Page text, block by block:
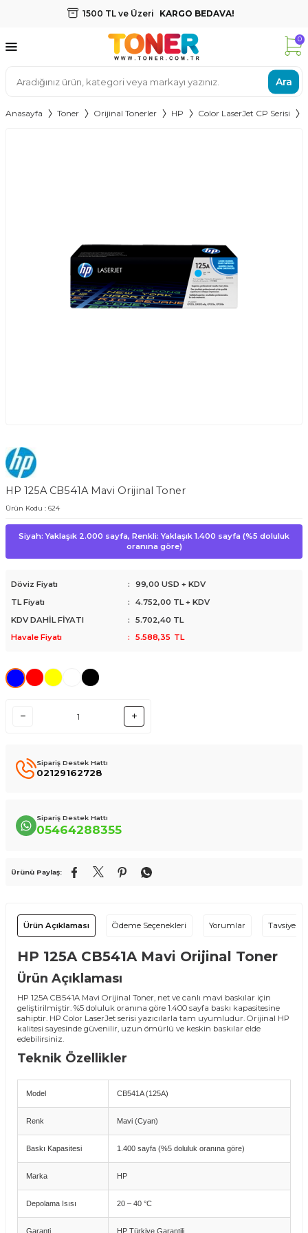
1500 TL ve Üzeri KARGO BEDAVA!
Ara
0
Anasayfa Toner Orijinal Tonerler HP Color LaserJet CP Serisi
HP 125A CB541A Mavi Orijinal Toner
Ürün Kodu : 624
Siyah: Yaklaşık 2.000 sayfa, Renkli: Yaklaşık 1.400 sayfa (%5 doluluk
oranına göre)
Döviz Fiyatı :
99,00 USD + KDV
TL Fiyatı
: 4.752,00 TL + KDV
KDV DAHİL FİYATI
: 5.702,40 TL
Havale Fiyatı
: 5.588,35 TL
Sipariş Destek Hattı
02129162728
Sipariş Destek Hattı
05464288355
Ürünü Paylaş:
Ürün Açıklaması Ödeme Seçenekleri Yorumlar Tavsiye Et
HP 125A CB541A Mavi Orijinal Toner
Ürün Açıklaması
HP 125A CB541A Mavi Orijinal Toner, net ve canlı mavi baskılar için
geliştirilmiştir. %5 doluluk oranına göre 1.400 sayfa baskı kapasitesine
sahiptir. HP Color LaserJet serisi yazıcılarla tam uyumludur. Orijinal HP
kalitesi sayesinde güvenilir, uzun ömürlü ve keskin baskılar elde
edebilirsiniz.
Teknik Özellikler
Model CB541A (125A)
Renk Mavi (Cyan)
Baskı Kapasitesi 1.400 sayfa (%5 doluluk oranına göre)
Marka HP
Depolama Isısı 20 – 40 °C
Garanti HP Türkiye Garantili